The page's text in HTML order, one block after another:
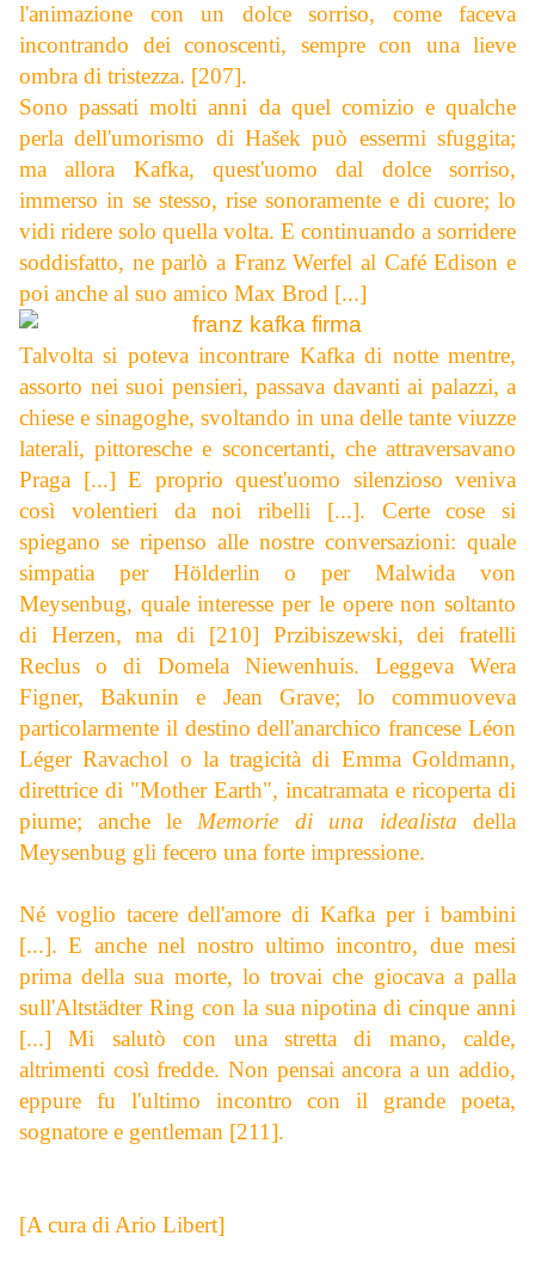
l'animazione con un dolce sorriso, come faceva
incontrando dei conoscenti, sempre con una lieve
ombra di tristezza. [207].
Sono passati molti anni da quel comizio e qualche
perla dell'umorismo di Hašek può essermi sfuggita;
ma allora Kafka, quest'uomo dal dolce sorriso,
immerso in se stesso, rise sonoramente e di cuore; lo
vidi ridere solo quella volta. E continuando a sorridere
soddisfatto, ne parlò a Franz Werfel al Café Edison e
poi anche al suo amico Max Brod [...]
Talvolta si poteva incontrare Kafka di notte mentre,
assorto nei suoi pensieri, passava davanti ai palazzi, a
chiese e sinagoghe, svoltando in una delle tante viuzze
laterali, pittoresche e sconcertanti, che attraversavano
Praga [...] E proprio quest'uomo silenzioso veniva
così volentieri da noi ribelli [...]. Certe cose si
spiegano se ripenso alle nostre conversazioni: quale
simpatia per Hölderlin o per Malwida von
Meysenbug, quale interesse per le opere non soltanto
di Herzen, ma di [210] Przibiszewski, dei fratelli
Reclus o di Domela Niewenhuis. Leggeva Wera
Figner, Bakunin e Jean Grave; lo commuoveva
particolarmente il destino dell'anarchico francese Léon
Léger Ravachol o la tragicità di Emma Goldmann,
direttrice di "Mother Earth", incatramata e ricoperta di
piume; anche le Memorie di una idealista della
Meysenbug gli fecero una forte impressione.
Né voglio tacere dell'amore di Kafka per i bambini
[...]. E anche nel nostro ultimo incontro, due mesi
prima della sua morte, lo trovai che giocava a palla
sull'Altstädter Ring con la sua nipotina di cinque anni
[...] Mi salutò con una stretta di mano, calde,
altrimenti così fredde. Non pensai ancora a un addio,
eppure fu l'ultimo incontro con il grande poeta,
sognatore e gentleman [211].
[A cura di Ario Libert]